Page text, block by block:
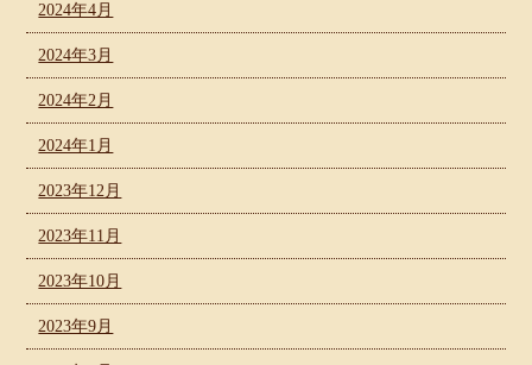
2024年4月
2024年3月
2024年2月
2024年1月
2023年12月
2023年11月
2023年10月
2023年9月